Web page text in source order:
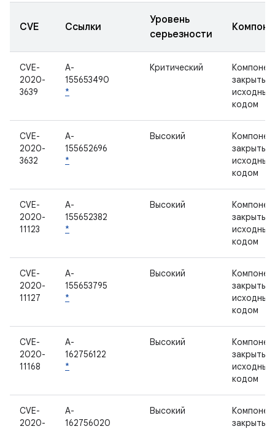
CVE Ссылки
Уровень
серьезности
CVE-
2020-
3639
A-
155653490
*
Критический
закрытым
исходным
кодом
CVE-
2020-
3632
A-
155652696
*
Высокий
закрытым
исходным
кодом
CVE-
2020-
11123
A-
155652382
*
Высокий
закрытым
исходным
кодом
CVE-
2020-
11127
A-
155653795
*
Высокий
закрытым
исходным
кодом
CVE-
2020-
11168
A-
162756122
*
Высокий
закрытым
исходным
кодом
CVE-
2020-
A-
162756020
Высокий
закрытым